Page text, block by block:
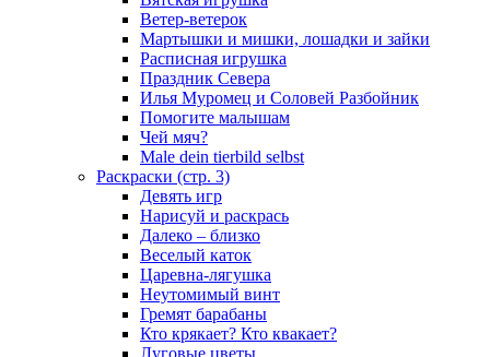
Ветер-ветерок
Мартышки и мишки, лошадки и зайки
Расписная игрушка
Праздник Севера
Илья Муромец и Соловей Разбойник
Помогите малышам
Чей мяч?
Male dein tierbild selbst
Раскраски (стр. 3)
Девять игр
Нарисуй и раскрась
Далеко – близко
Веселый каток
Царевна-лягушка
Неутомимый винт
Гремят барабаны
Кто крякает? Кто квакает?
Луговые цветы